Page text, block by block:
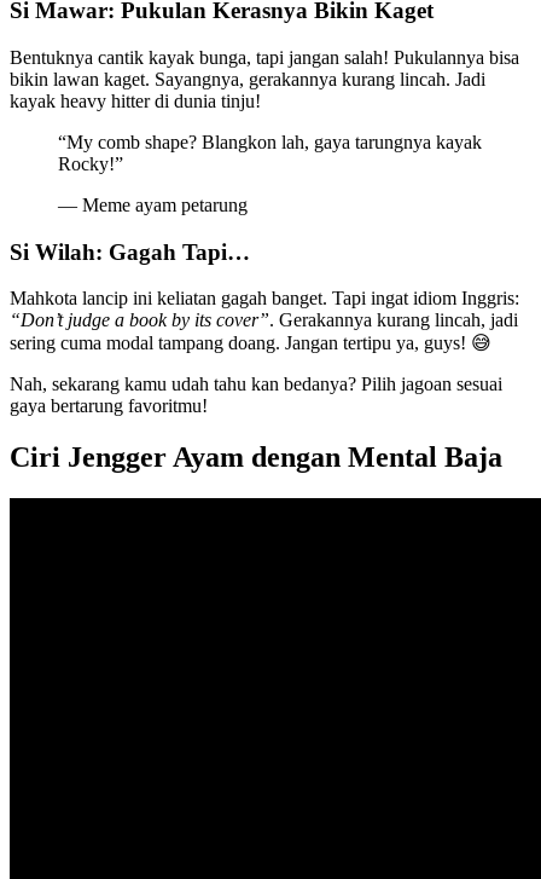
Si Mawar: Pukulan Kerasnya Bikin Kaget
Bentuknya cantik kayak bunga, tapi jangan salah! Pukulannya bisa
bikin lawan kaget. Sayangnya, gerakannya kurang lincah. Jadi
kayak heavy hitter di dunia tinju!
“My comb shape? Blangkon lah, gaya tarungnya kayak
Rocky!”
— Meme ayam petarung
Si Wilah: Gagah Tapi…
Mahkota lancip ini keliatan gagah banget. Tapi ingat idiom Inggris:
“Don’t judge a book by its cover”. Gerakannya kurang lincah, jadi
sering cuma modal tampang doang. Jangan tertipu ya, guys! 😅
Nah, sekarang kamu udah tahu kan bedanya? Pilih jagoan sesuai
gaya bertarung favoritmu!
Ciri Jengger Ayam dengan Mental Baja